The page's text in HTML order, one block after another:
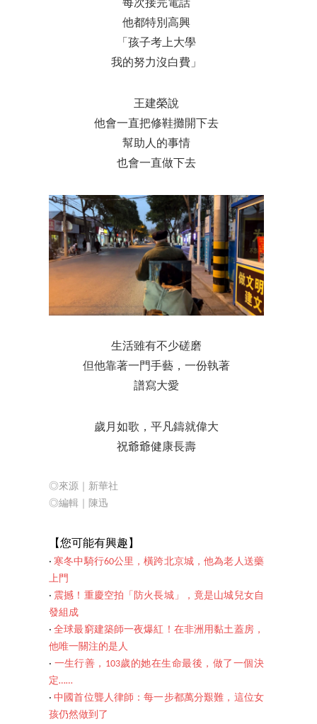
每次接完電話
他都特別高興
「孩子考上大學
我的努力沒白費」
王建榮說
他會一直把修鞋攤開下去
幫助人的事情
也會一直做下去
生活雖有不少磋磨
但他靠著一門手藝，一份執著
譜寫大愛
歲月如歌，平凡鑄就偉大
祝爺爺健康長壽
◎來源｜新華社
◎編輯｜陳迅
【您可能有興趣】
‧寒冬中騎行60公里，橫跨北京城，他為老人送藥
上門
‧ 震撼！重慶空拍「防火長城」，竟是山城兒女自
發組成
‧全球最窮建築師一夜爆紅！在非洲用黏土蓋房，
他唯一關注的是人
‧ 一生行善，103歲的她在生命最後，做了一個決
定……
‧中國首位聾人律師：每一步都萬分艱難，這位女
孩仍然做到了